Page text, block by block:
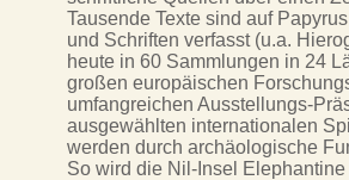
Tausende Texte sind auf
und Schriften verfasst (u.a.
heute in 60 Sammlungen in 24
großen europäischen
umfangreichen Ausstellungs-
ausgewählten internationalen
werden durch archäologische
So wird die Nil-Insel